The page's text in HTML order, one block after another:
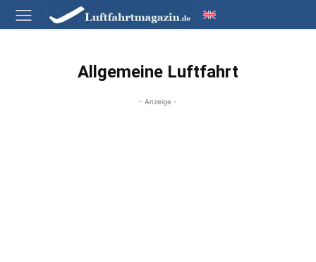
Allgemeine Luftfahrt
- Anzeige -